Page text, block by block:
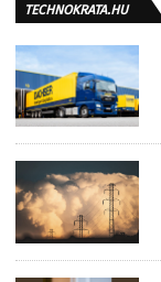
TECHNOKRATA.HU